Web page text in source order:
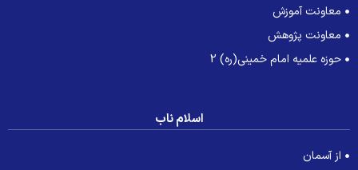
معاونت آموزش
معاونت پژوهش
حوزه علمیه امام خمینی(ره) 2
اسلام ناب
از آسمان